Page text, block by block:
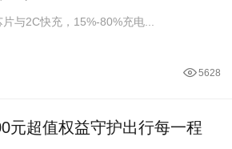
与2C快充，15%-80%充电...
5628
元超值权益守护出行每一程